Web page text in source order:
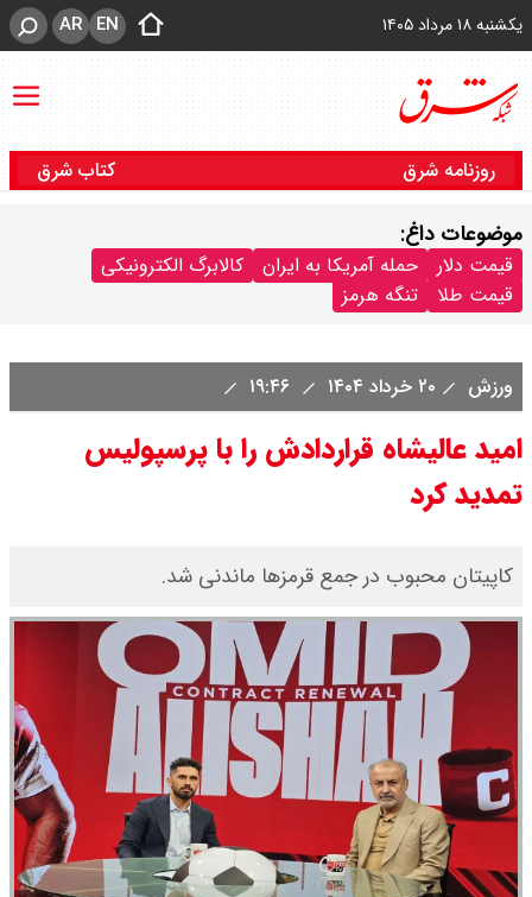
یکشنبه ۱۸ مرداد ۱۴۰۵ EN
AR
روزنامه شرق کتاب شرق
موضوعات داغ:
قیمت دلار حمله آمریکا به ایران
کالابرگ الکترونیکی
قیمت طلا
تنگه هرمز
ورزش ۲۰ خرداد ۱۴۰۴
امید عالیشاه قراردادش را با پرسپولیس
تمدید کرد
کاپیتان محبوب در جمع قرمزها ماندنی شد.